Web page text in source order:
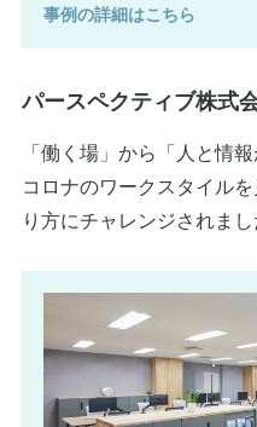
事例の詳細はこちら
パースペクティブ株式
「働く場」から「人と情
コロナのワークスタイル
り方にチャレンジされまし